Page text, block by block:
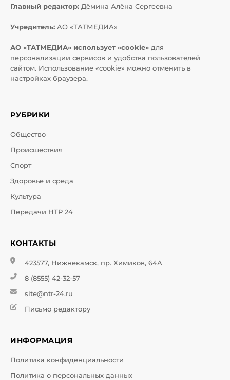
Главный редактор: Дёмина Алёна Сергеевна
Учредитель: АО «ТАТМЕДИА»
АО «ТАТМЕДИА» использует «cookie» для
персонализации сервисов и удобства пользователей
сайтом. Использование «cookie» можно отменить в
настройках браузера.
РУБРИКИ
Общество
Происшествия
Спорт
Здоровье и среда
Культура
Передачи НТР 24
КОНТАКТЫ
423577, Нижнекамск, пр. Химиков, 64А
8 (8555) 42-32-57
site@ntr-24.ru
Письмо редактору
ИНФОРМАЦИЯ
Политика конфиденциальности
Политика о персональных данных